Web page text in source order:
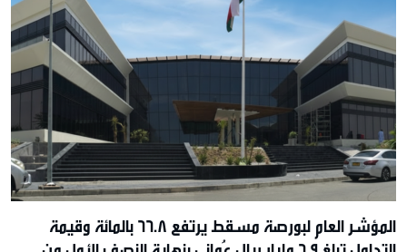
المؤشر العام لبورصة مسقط يرتفع 66.8 بالمائة وقيمة